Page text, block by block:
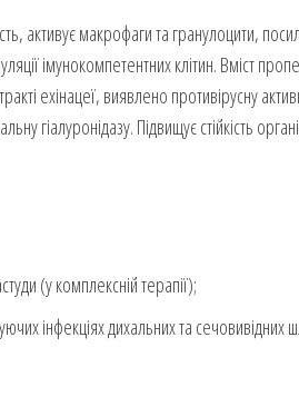
активує макрофаги та гранулоцити,
імунокомпетентних клітин. Вміст
ехінацеї, виявлено противірусну
гіалуронідазу. Підвищує стійкість
(у комплексній терапії);
інфекціях дихальних та сечовивідних